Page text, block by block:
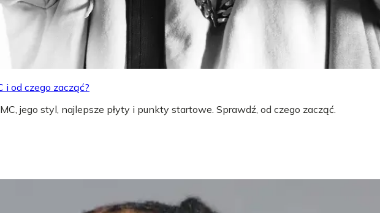
od czego zacząć?
jego styl, najlepsze płyty i punkty startowe. Sprawdź, od czego zacząć.